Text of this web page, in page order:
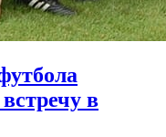
в